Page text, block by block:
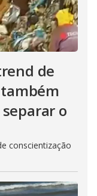
de
o
conscientização